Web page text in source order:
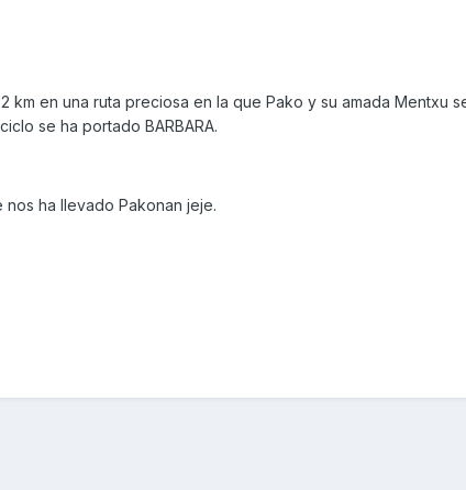
km en una ruta preciosa en la que Pako y su amada Mentxu
se ha portado BARBARA.
ha llevado Pakonan jeje.